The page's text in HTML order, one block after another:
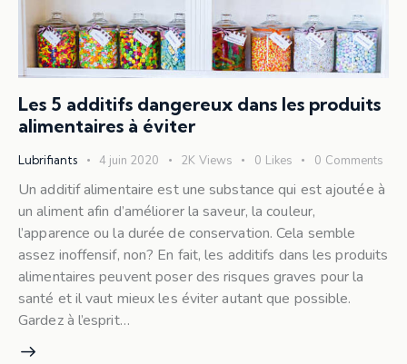
Les 5 additifs dangereux dans les produits
alimentaires à éviter
Lubrifiants 4 juin 2020 2K Views 0 Likes 0 Comments
Un additif alimentaire est une substance qui est ajoutée à
un aliment afin d’améliorer la saveur, la couleur,
l’apparence ou la durée de conservation. Cela semble
assez inoffensif, non? En fait, les additifs dans les produits
alimentaires peuvent poser des risques graves pour la
santé et il vaut mieux les éviter autant que possible.
Gardez à l’esprit…